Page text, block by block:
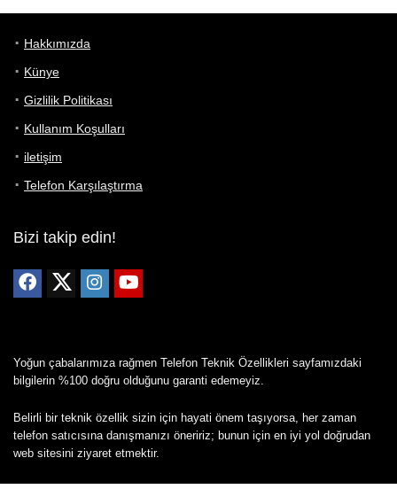
Hakkımızda
Künye
Gizlilik Politikası
Kullanım Koşulları
iletişim
Telefon Karşılaştırma
Bizi takip edin!
Yoğun çabalarımıza rağmen Telefon Teknik Özellikleri sayfamızdaki
bilgilerin %100 doğru olduğunu garanti edemeyiz.
Belirli bir teknik özellik sizin için hayati önem taşıyorsa, her zaman
telefon satıcısına danışmanızı öneririz; bunun için en iyi yol doğrudan
web sitesini ziyaret etmektir.